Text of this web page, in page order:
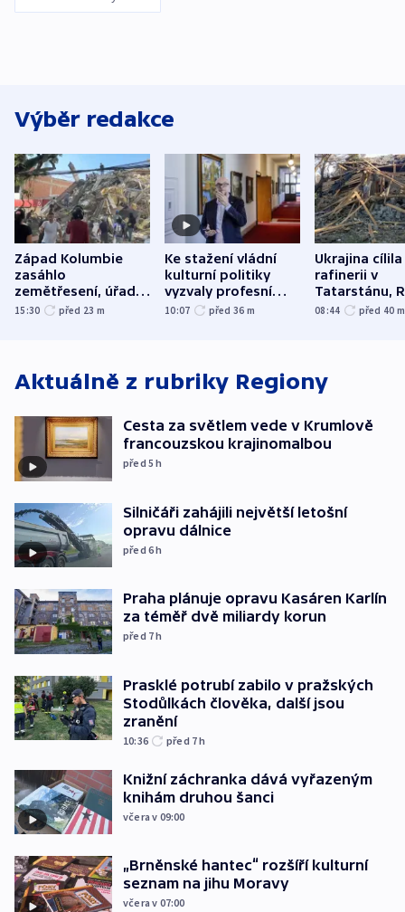
Výběr redakce
Západ Kolumbie
zasáhlo
zemětřesení, úřady
hlásí přes sto obětí
15:30 před 23 m
Ke stažení vládní
kulturní politiky
vyzvaly profesní
organizace, spolky i
10:07 před 36 m
Ukrajina cílila
rafinerii v
Tatarstánu,
útočilo na
08:44 před 40 m
Aktuálně z rubriky Regiony
Cesta za světlem vede v Krumlově
francouzskou krajinomalbou
před 5h
Silničáři zahájili největší letošní
opravu dálnice
před 6h
Praha plánuje opravu Kasáren Karlín
za téměř dvě miliardy korun
před 7h
Prasklé potrubí zabilo v pražských
Stodůlkách člověka, další jsou
zranění
10:36 před 7h
Knižní záchranka dává vyřazeným
knihám druhou šanci
včera v 09:00
„Brněnské hantec“ rozšíří kulturní
seznam na jihu Moravy
včera v 07:00